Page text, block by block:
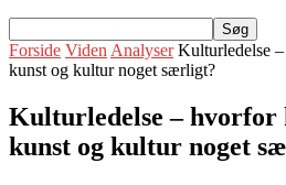
Forside Viden Analyser Kulturledelse
kunst og kultur noget særligt?
Kulturledelse – hvorfor
kunst og kultur noget